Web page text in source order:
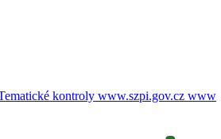
kontroly www.szpi.gov.cz www